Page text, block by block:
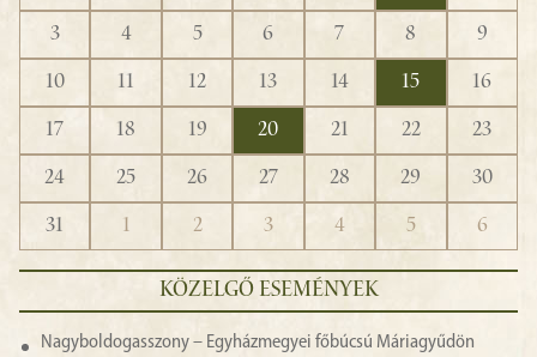
3
4 5 6 7 8
9
10
11 12 13 14 15
16
17
18 19 20 21 22
23
24
25 26 27 28 29
30
31
1 2 3 4 5 6
KÖZELGŐ ESEMÉNYEK
Nagyboldogasszony – Egyházmegyei főbúcsú Máriagyűdön